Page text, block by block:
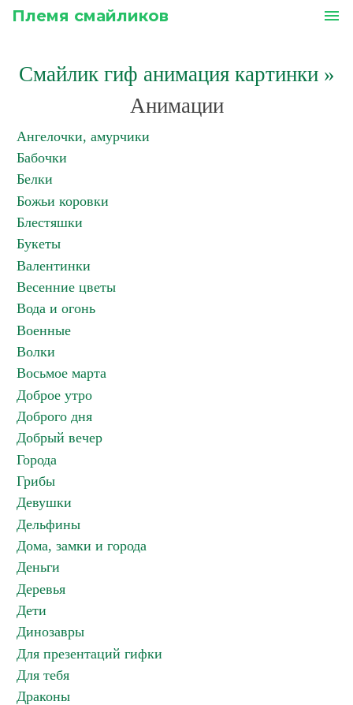
Племя смайликов menu
Смайлик гиф анимация картинки»
Анимации
Ангелочки, амурчики
Бабочки
Белки
Божьи коровки
Блестяшки
Букеты
Валентинки
Весенние цветы
Вода и огонь
Военные
Волки
Восьмое марта
Доброе утро
Доброго дня
Добрый вечер
Города
Грибы
Девушки
Дельфины
Дома, замки и города
Деньги
Деревья
Дети
Динозавры
Для презентаций гифки
Для тебя
Драконы